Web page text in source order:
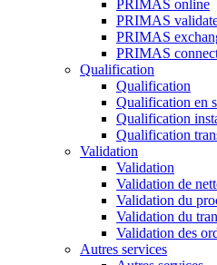
PRIMAS online
PRIMAS
PRIMAS
PRIMAS
Qualification
Qualification
Qualification en
Qualification
Qualification
Validation
Validation
Validation de
Validation du
Validation du
Validation des
Autres services